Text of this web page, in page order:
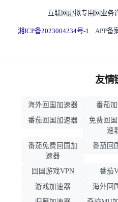
互联网虚拟专用网业务
湘ICP备2023004234号-1 APP备
友情
海外回国加速器 番茄
番茄回国加速器
免费回
速
番茄免费回国加
速器
番茄回
回国游戏VPN 番茄
游戏加速器
海外回